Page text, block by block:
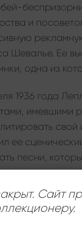
и
Шевалье. Ее
одна из
1936 года
имевшими
ее
песни,
году Эдит
дружить с
песен и
Сайт